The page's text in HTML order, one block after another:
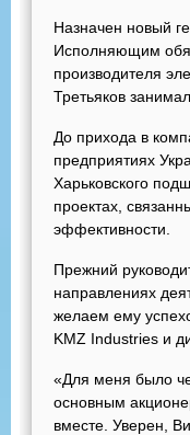
Назначен новый
Исполняющим
производителя
Третьяков
До прихода в
предприятиях
Харьковского
проектах,
эффективности.
Прежний
направлениях
желаем ему
KMZ Industries и
«Для меня было
основным
вместе. Уверен,